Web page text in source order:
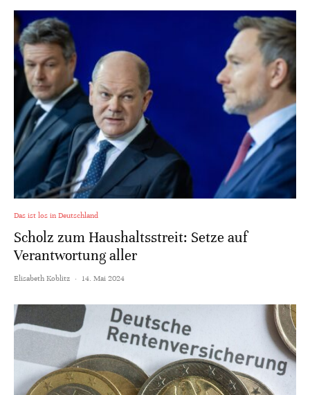
Das ist los in Deutschland
Scholz zum Haushaltsstreit: Setze auf
Verantwortung aller
Elisabeth Koblitz · 14. Mai 2024